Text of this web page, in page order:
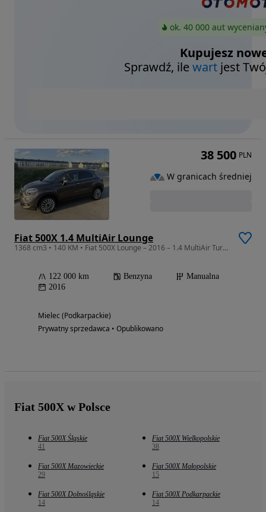
ok. 40 000 aut
Kupujesz
Sprawdź, ilewart jest
Fiat 500X 1.4 MultiAir Lounge
1368 cm3 • 140 KM • Fiat 500X Lounge – 2016 – 1.4 MultiAir Turbo 140 KM
122 000 km Benzyna
Manualna
2016
Mielec (Podkarpackie)
Prywatny sprzedawca • Opublikowano
38 500 PLN
W granicach średniej
Fiat 500X w Polsce
Fiat 500X Śląskie
41
Fiat 500X Wielkopolskie
38
Fiat 500X Mazowieckie
29
Fiat 500X Małopolskie
15
Fiat 500X Dolnośląskie
14
Fiat 500X Podkarpackie
14